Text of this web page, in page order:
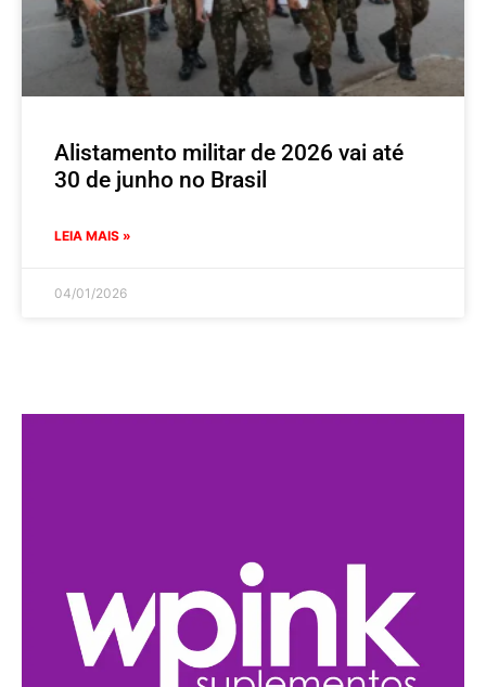
Alistamento militar de 2026 vai até
30 de junho no Brasil
LEIA MAIS »
04/01/2026